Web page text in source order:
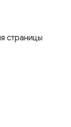
страницы